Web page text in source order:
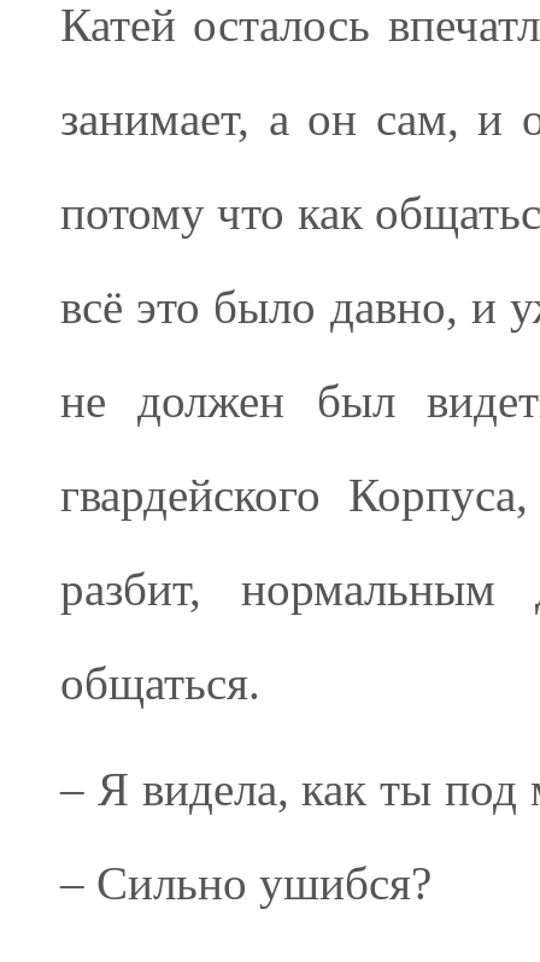
Катей осталось
занимает, а он сам, и
потому что как
всё это было давно, и
не должен был
гвардейского
разбит,
общаться.
– Я видела, как ты под
– Сильно ушибся?